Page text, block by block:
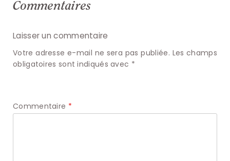
Commentaires
Laisser un commentaire
Votre adresse e-mail ne sera pas publiée. Les champs
obligatoires sont indiqués avec *
Commentaire *